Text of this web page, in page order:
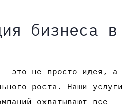
бизнеса в
— это не просто идея, а
роста. Наши услуги
охватывают все